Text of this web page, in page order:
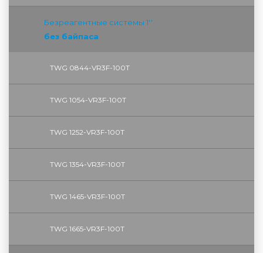
Безреагентные системы 1''
без байпаса
TWG 0844-VR3F-100T
TWG 1054-VR3F-100T
TWG 1252-VR3F-100T
TWG 1354-VR3F-100T
TWG 1465-VR3F-100T
TWG 1665-VR3F-100T